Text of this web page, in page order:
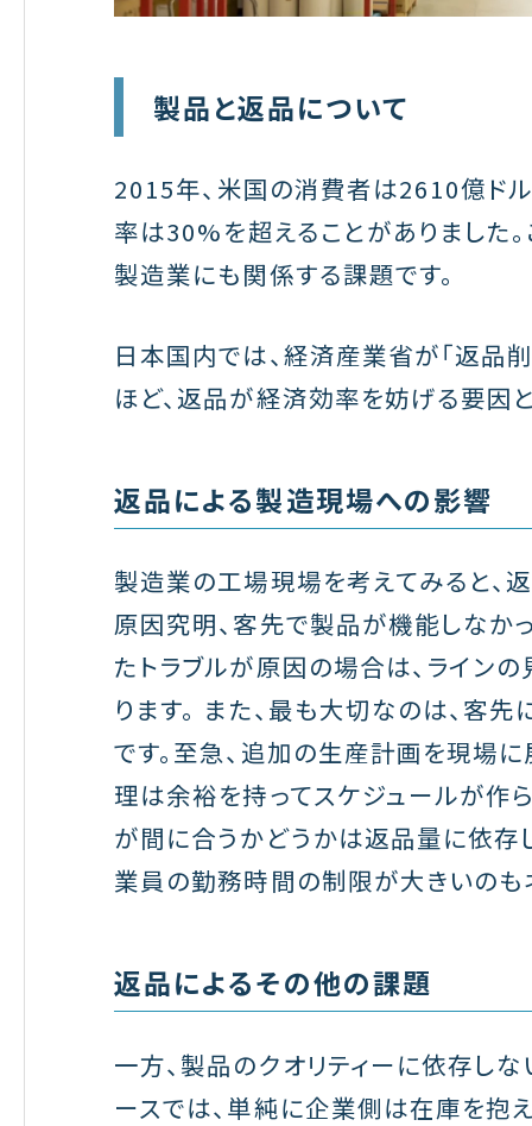
製品と返品について
2015年、米国の消費者は2610億ド
率は30%を超えることがありました
製造業にも関係する課題です。
日本国内では、経済産業省が「返品
ほど、返品が経済効率を妨げる要因
返品による製造現場への影響
製造業の工場現場を考えてみると、
原因究明、客先で製品が機能しなか
たトラブルが原因の場合は、ライン
ります。 また、最も大切なのは、客
です。至急、追加の生産計画を現場
理は余裕を持ってスケジュールが作
が間に合うかどうかは返品量に依存
業員の勤務時間の制限が大きいのも
返品によるその他の課題
一方、製品のクオリティーに依存し
ースでは、単純に企業側は在庫を抱